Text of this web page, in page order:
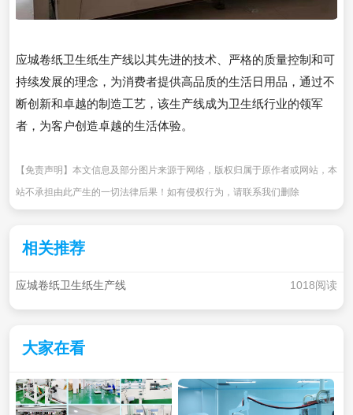
应城卷纸卫生纸生产线以其先进的技术、严格的质量控制和可
持续发展的理念，为消费者提供高品质的生活日用品，通过不
断创新和卓越的制造工艺，该生产线成为卫生纸行业的领军
者，为客户创造卓越的生活体验。
【免责声明】本文信息及部分图片来源于网络，版权归属于原作者或网站，本
站不承担由此产生的一切法律后果！如有侵权行为，请联系我们删除
相关推荐
应城卷纸卫生纸生产线 1018阅读
大家在看